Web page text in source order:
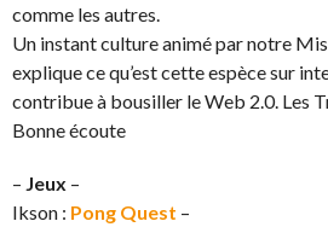
comme les autres.
Un instant culture animé par notre
explique ce qu’est cette espèce sur
contribue à bousiller le Web 2.0. Les
Bonne écoute
– Jeux –
Ikson : Pong Quest –